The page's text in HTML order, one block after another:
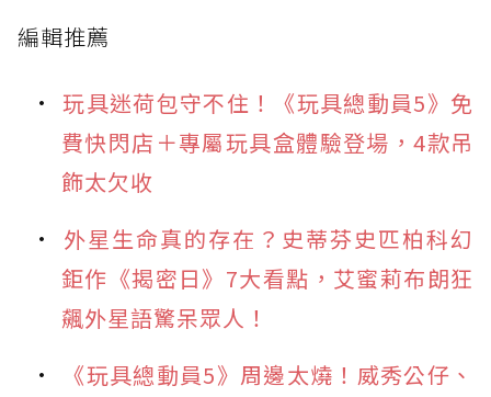
編輯推薦
玩具迷荷包守不住！《玩具總動員5》免
費快閃店＋專屬玩具盒體驗登場，4款吊
飾太欠收
外星生命真的存在？史蒂芬史匹柏科幻
鉅作《揭密日》7大看點，艾蜜莉布朗狂
飆外星語驚呆眾人！
《玩具總動員5》周邊太燒！威秀公仔、